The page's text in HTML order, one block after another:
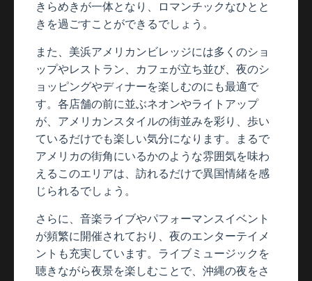
きらめきが一体となり、ロマンチックなひとと
きを過ごすことができるでしょう。
また、美浜アメリカンビレッジには多くのショ
ップやレストラン、カフェが立ち並び、夜のシ
ョッピングやディナーを楽しむのにも最適で
す。各店舗の前に並ぶネオンやライトアップ
が、アメリカンスタイルの街並みを彩り、歩い
ているだけでも楽しい気分になります。まるで
アメリカの街角にいるかのような雰囲気を味わ
えるこのエリアは、訪れるだけで異国情緒を感
じられるでしょう。
さらに、音楽ライブやパフォーマンスイベント
が頻繁に開催されており、夜のエンターテイメ
ントも充実しています。ライブミュージックを
聴きながら夜景を楽しむことで、沖縄の夜をさ